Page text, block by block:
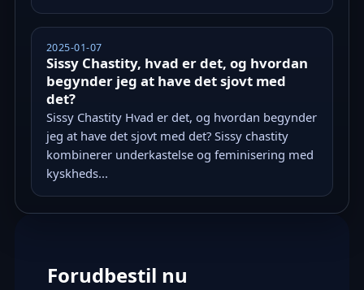
2025-01-07
Sissy Chastity, hvad er det, og hvordan
begynder jeg at have det sjovt med
det?
Sissy Chastity Hvad er det, og hvordan begynder
jeg at have det sjovt med det? Sissy chastity
kombinerer underkastelse og feminisering med
kyskheds...
Forudbestil nu